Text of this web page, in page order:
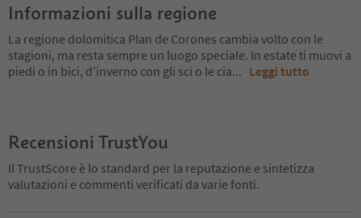
Informazioni sulla regione
La regione dolomitica Plan de Corones cambia volto con le
stagioni, ma resta sempre un luogo speciale. In estate ti muovi a
piedi o in bici, d’inverno con gli sci o le cia... Leggi tutto
Recensioni TrustYou
Il TrustScore è lo standard per la reputazione e sintetizza
valutazioni e commenti verificati da varie fonti.